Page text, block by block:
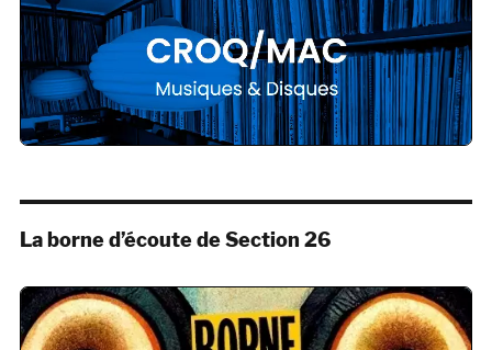
La borne d’écoute de Section 26